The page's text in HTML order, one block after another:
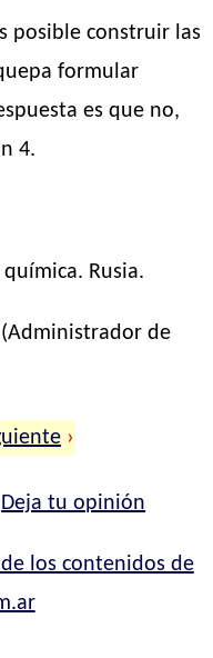
posible construir las
formular
es que no,
4.
Rusia.
(Administrador de
›
Deja tu opinión
los contenidos de